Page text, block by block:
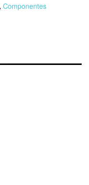
, Componentes